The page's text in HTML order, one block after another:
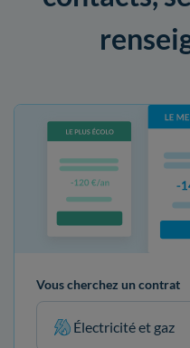
Vous cherchez un contrat
Électricité et gaz